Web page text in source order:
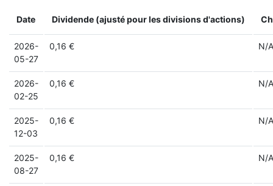
Date Dividende (ajusté pour les divisions d'actions)
2026-
05-27
0,16 € N/A
2026-
02-25
0,16 € N/A
2025-
12-03
0,16 € N/A
2025-
08-27
0,16 € N/A